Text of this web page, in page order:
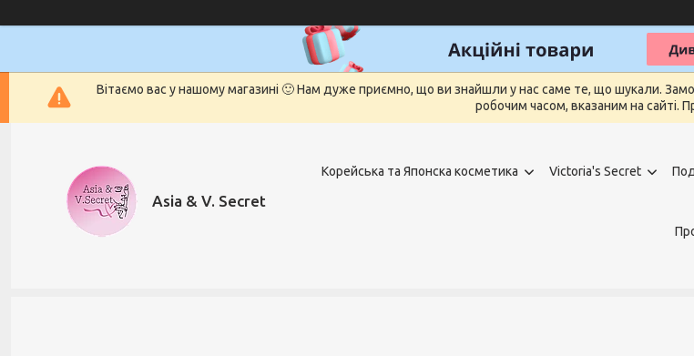
Вітаємо вас у нашому магазині 🙂 Нам дуже приємно, що ви знайшли у нас саме те, що шукали.
робочим часом, вказаним на сайті.
Asia & V. Secret
Корейська та Японска косметика Victoria's Secret